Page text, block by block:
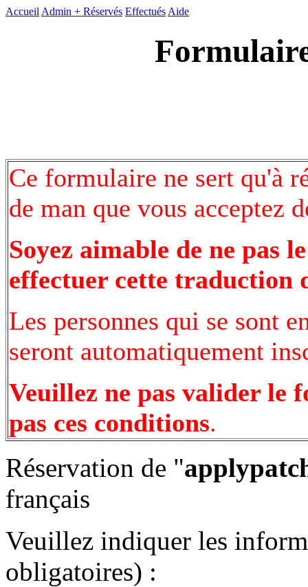
Accueil Admin + Réservés Effectués Aide
Ce formulaire ne sert qu'à
de man que vous acceptez
Soyez aimable de ne pas
effectuer cette traduction
Les personnes qui se sont
seront automatiquement
Veuillez ne pas valider le
pas ces conditions.
Réservation de "
français
Veuillez indiquer les
obligatoires) :